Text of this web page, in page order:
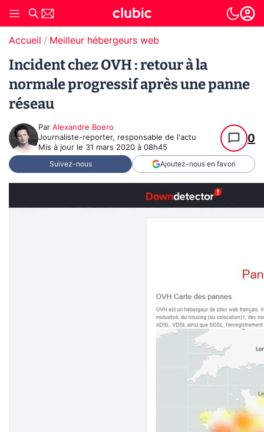
Accueil Meilleur hébergeurs web
Incident chez OVH : retour à la
normale progressif après une panne
réseau
Par Alexandre Boero
Journaliste-reporter, responsable de l'actu
Mis à jour le 31 mars 2020 à 08h45
0
Suivez-nous Ajoutez-nous en favori